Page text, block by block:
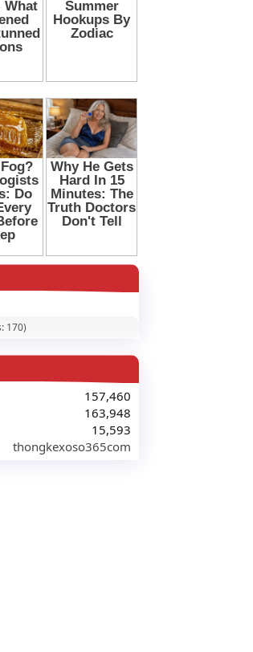
170)
157,460
163,948
15,593
thongkexoso365com